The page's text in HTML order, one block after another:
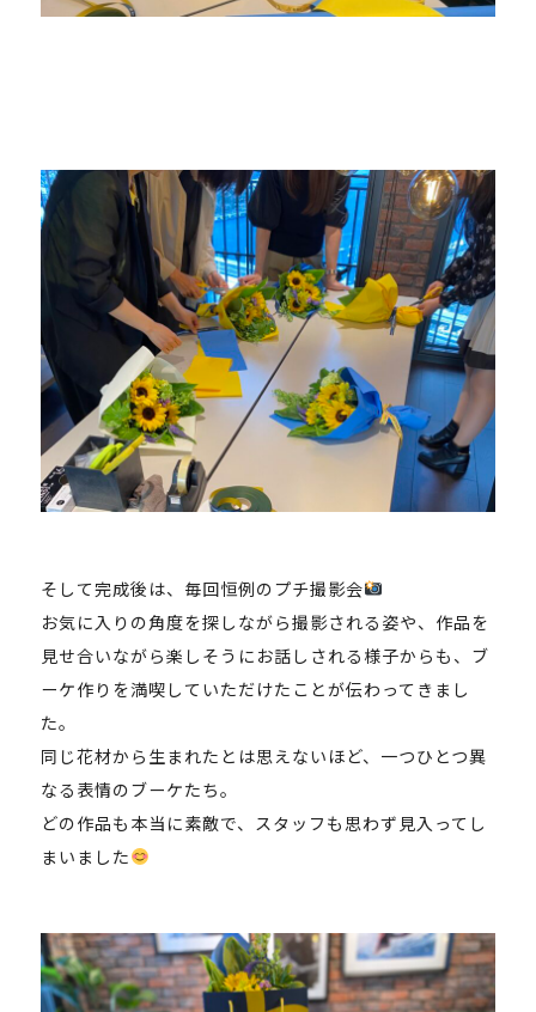
そして完成後は、毎回恒例のプチ撮影会
お気に入りの角度を探しながら撮影される姿や、作品を
見せ合いながら楽しそうにお話しされる様子からも、ブ
ーケ作りを満喫していただけたことが伝わってきまし
た。
同じ花材から生まれたとは思えないほど、一つひとつ異
なる表情のブーケたち。
どの作品も本当に素敵で、スタッフも思わず見入ってし
まいました